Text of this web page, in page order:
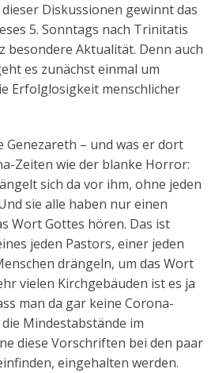
Diskussionen gewinnt das
5. Sonntags nach Trinitatis
besondere Aktualität. Denn auch
es zunächst einmal um
Erfolglosigkeit menschlicher
Genezareth – und was er dort
Zeiten wie der blanke Horror:
sich da vor ihm, ohne jeden
sie alle haben nur einen
Wort Gottes hören. Das ist
jeden Pastors, einer jeden
drängeln, um das Wort
vielen Kirchgebäuden ist es ja
man da gar keine Corona-
Mindestabstände im
diese Vorschriften bei den paar
eingehalten werden.